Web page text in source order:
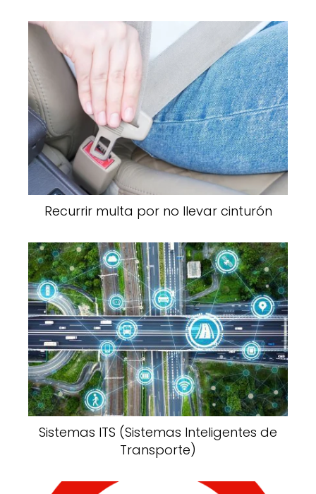
Recurrir multa por no llevar cinturón
Sistemas ITS (Sistemas Inteligentes de
Transporte)